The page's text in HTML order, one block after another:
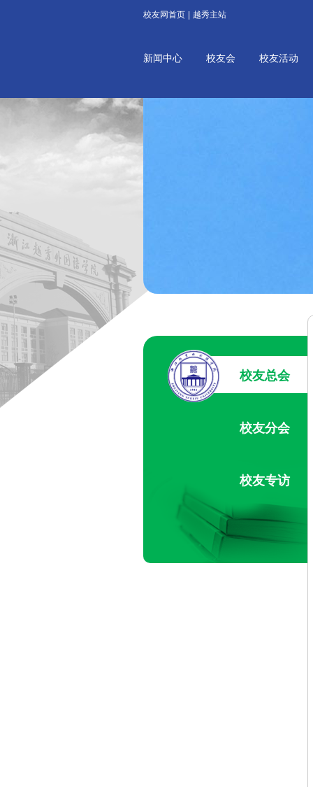
校友网首页 越秀主站
新闻中心 校友会 校友活动
校友总会
校友分会
校友专访